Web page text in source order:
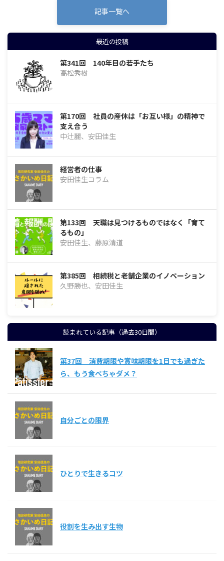
記事一覧へ
最近の投稿
第341回 140年目の若手たち
高松秀樹
第170回 社員の産休は「お互い様」の精神で
支え合う
中辻麗、安田佳生
経営者の仕事
安田佳生コラム
第133回 天職は見つけるものではなく「育て
るもの」
安田佳生、藤原清道
第385回 相続税と老舗企業のイノベーション
久野勝也、安田佳生
読まれている記事（過去30日間）
第37回 消費期限や賞味期限を1日でも過ぎた
ら、もう食べちゃダメ？
自分ごとの限界
ひとりで生きるコツ
役割を生み出す生物